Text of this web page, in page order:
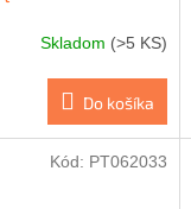
Skladom (>5 KS)
Do košíka
Kód: PT062033